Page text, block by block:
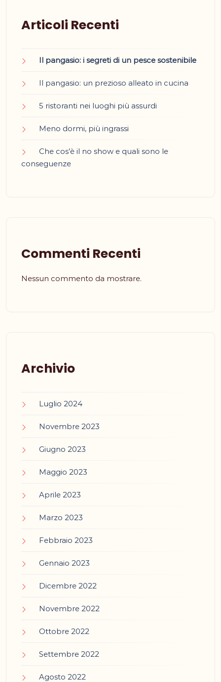
Articoli Recenti
Il pangasio: i segreti di un pesce sostenibile
Il pangasio: un prezioso alleato in cucina
5 ristoranti nei luoghi più assurdi
Meno dormi, più ingrassi
Che cos’è il no show e quali sono le
conseguenze
Commenti Recenti
Nessun commento da mostrare.
Archivio
Luglio 2024
Novembre 2023
Giugno 2023
Maggio 2023
Aprile 2023
Marzo 2023
Febbraio 2023
Gennaio 2023
Dicembre 2022
Novembre 2022
Ottobre 2022
Settembre 2022
Agosto 2022